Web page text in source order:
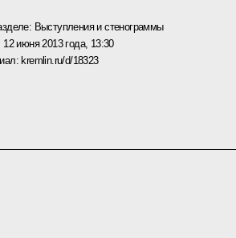
Выступления и стенограммы
12 июня 2013 года, 13:30
kremlin.ru/d/18323